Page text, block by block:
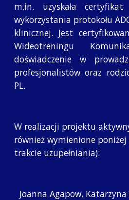
m.in. uzyskała
wykorzystania protokołu
klinicznej. Jest
Wideotreningu
doświadczenie w
profesjonalistów oraz
PL.
W realizacji projektu
również wymienione
trakcie uzupełniania):
Joanna Agapow,